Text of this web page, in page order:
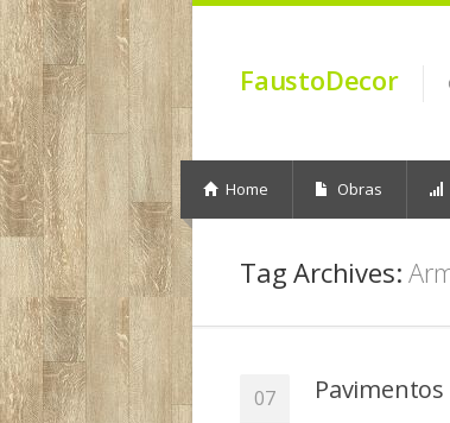
FaustoDecor
Home Obras
Tag Archives:
07 Pavimentos